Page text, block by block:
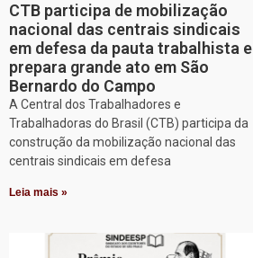
CTB participa de mobilização
nacional das centrais sindicais
em defesa da pauta trabalhista e
prepara grande ato em São
Bernardo do Campo
A Central dos Trabalhadores e
Trabalhadoras do Brasil (CTB) participa da
construção da mobilização nacional das
centrais sindicais em defesa
Leia mais »